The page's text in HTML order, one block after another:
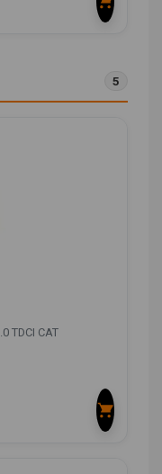
5
TDCI CAT